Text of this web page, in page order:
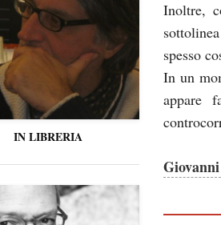
IN LIBRERIA
Inoltre,
spesso
In un
appare